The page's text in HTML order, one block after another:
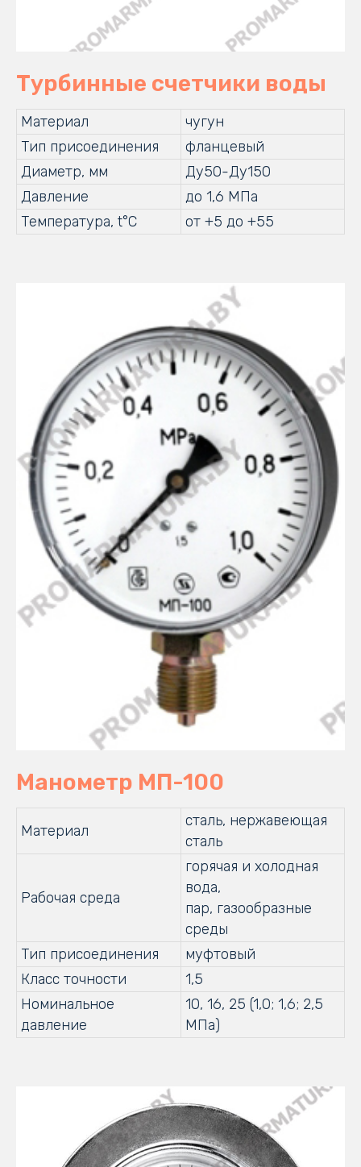
Турбинные счетчики воды
Материал
чугун
Тип присоединения
фланцевый
Диаметр, мм
Ду50-Ду150
Давление
до 1,6 МПа
Температура, t°C
от +5 до +55
Манометр МП-100
Материал
сталь, нержавеющая
сталь
Рабочая среда
горячая и холодная
вода,
пар, газообразные
среды
Тип присоединения
муфтовый
Класс точности
1,5
Номинальное
давление
10, 16, 25 (1,0; 1,6; 2,5
МПа)